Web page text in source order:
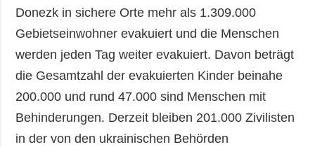
Donezk in sichere Orte mehr als 1.309.000
Gebietseinwohner evakuiert und die Menschen
werden jeden Tag weiter evakuiert. Davon beträgt
die Gesamtzahl der evakuierten Kinder beinahe
200.000 und rund 47.000 sind Menschen mit
Behinderungen. Derzeit bleiben 201.000 Zivilisten
in der von den ukrainischen Behörden